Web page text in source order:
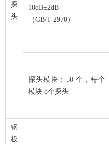
探
头
10dB±2dB
（GB/T-2970）
探头模块：50 个，每个
模块 8个探头
钢
板